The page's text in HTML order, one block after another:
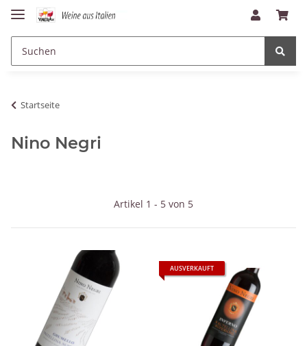
Startseite
Nino Negri
Artikel 1 - 5 von 5
AUSVERKAUFT